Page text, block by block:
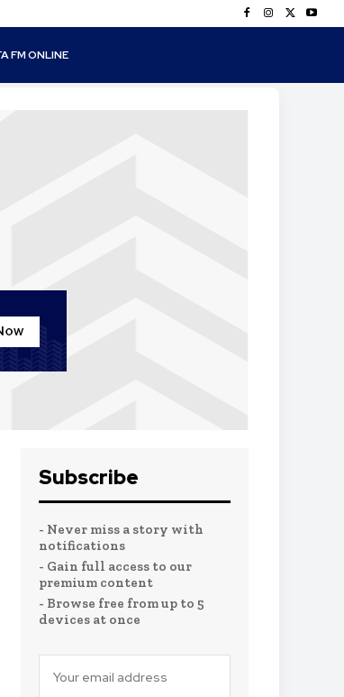
FM ONLINE
Subscribe
- Never miss a story with
notifications
- Gain full access to our
premium content
- Browse free from up to 5
devices at once